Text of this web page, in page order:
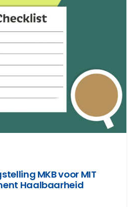
MKB voor MIT
Haalbaarheid